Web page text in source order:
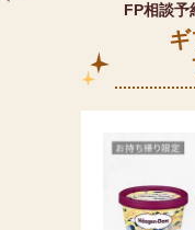
FP相談予